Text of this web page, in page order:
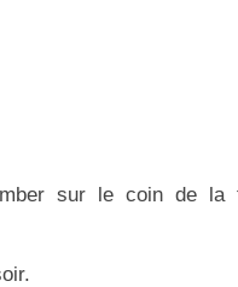
sur le coin de la